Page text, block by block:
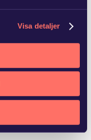
Visa detaljer
åtgärder inte har
och dess ekonomiska
bl.a. detta samt att han
de aktuella skatterna. Det
vid
inte skulle kunna betalas
bolaget i konkurs
slutligen försvårande